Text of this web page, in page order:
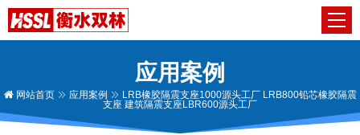
应用案例
网站首页 应用案例
LRB橡胶隔震支座1000源头工厂 LRB800铅芯橡胶隔震
支座 建筑隔震支座LBR600源头工厂